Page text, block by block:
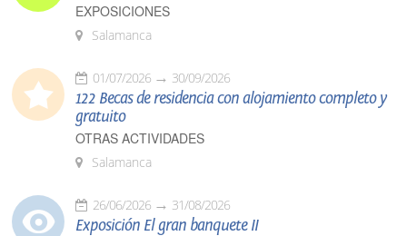
EXPOSICIONES
Salamanca
01/07/2026 30/09/2026
122 Becas de residencia con alojamiento completo y
gratuito
OTRAS ACTIVIDADES
Salamanca
26/06/2026 31/08/2026
Exposición El gran banquete II